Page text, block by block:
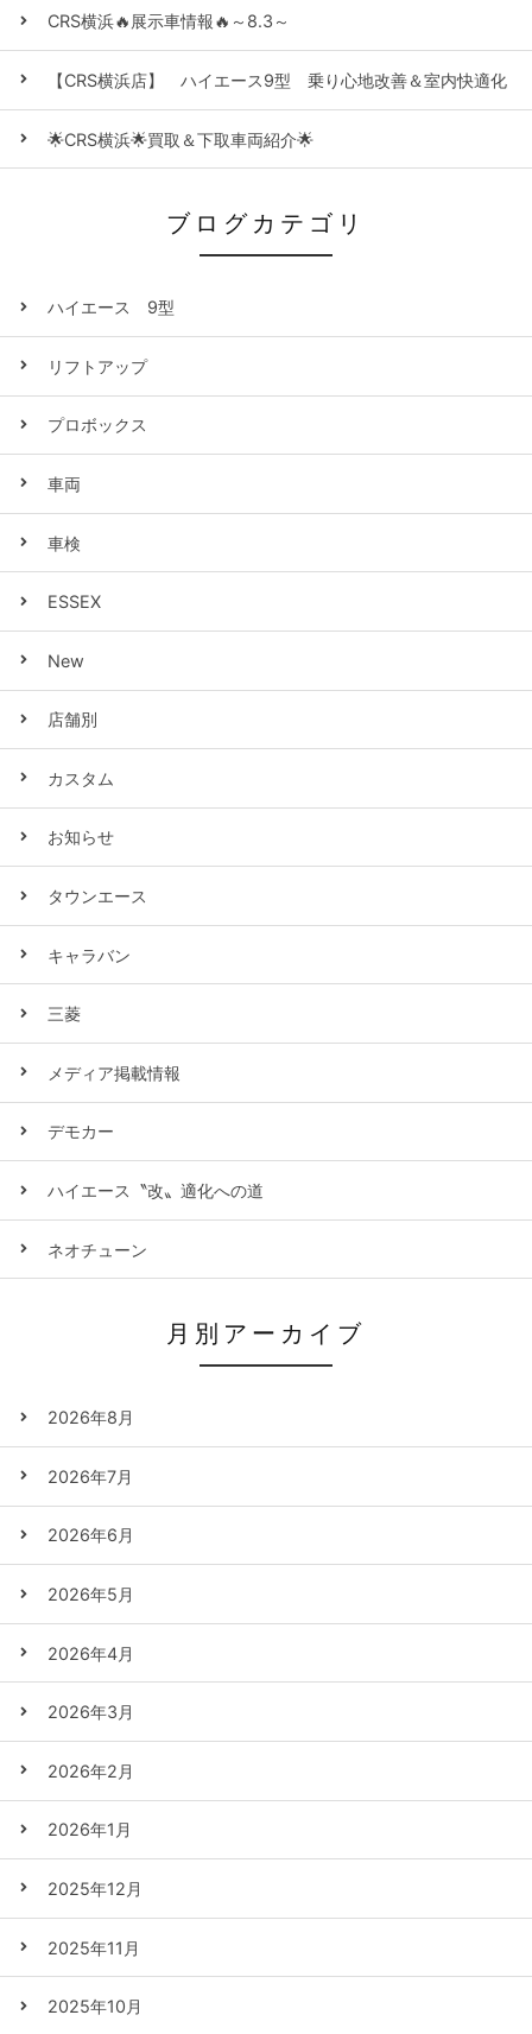
CRS横浜🔥展示車情報🔥～8.3～
【CRS横浜店】 ハイエース9型 乗り心地改善＆室内快適化
🌟CRS横浜🌟買取＆下取車両紹介🌟
ブログカテゴリ
ハイエース 9型
リフトアップ
プロボックス
車両
車検
ESSEX
New
店舗別
カスタム
お知らせ
タウンエース
キャラバン
三菱
メディア掲載情報
デモカー
ハイエース〝改〟適化への道
ネオチューン
月別アーカイブ
2026年8月
2026年7月
2026年6月
2026年5月
2026年4月
2026年3月
2026年2月
2026年1月
2025年12月
2025年11月
2025年10月